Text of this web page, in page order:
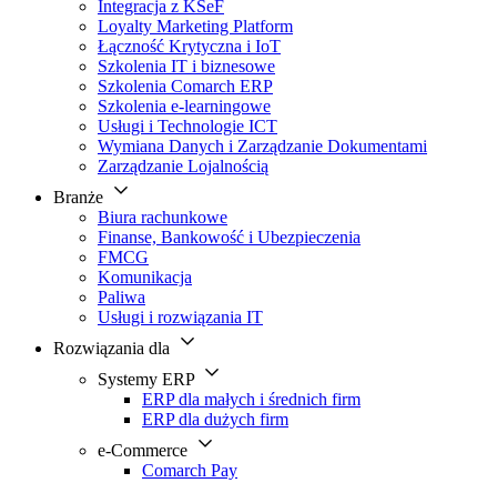
Integracja z KSeF
Loyalty Marketing Platform
Łączność Krytyczna i IoT
Szkolenia IT i biznesowe
Szkolenia Comarch ERP
Szkolenia e-learningowe
Usługi i Technologie ICT
Wymiana Danych i Zarządzanie Dokumentami
Zarządzanie Lojalnością
Branże
Biura rachunkowe
Finanse, Bankowość i Ubezpieczenia
FMCG
Komunikacja
Paliwa
Usługi i rozwiązania IT
Rozwiązania dla
Systemy ERP
ERP dla małych i średnich firm
ERP dla dużych firm
e-Commerce
Comarch Pay